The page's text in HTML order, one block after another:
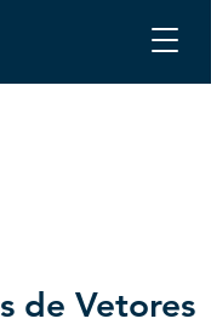
de Vetores